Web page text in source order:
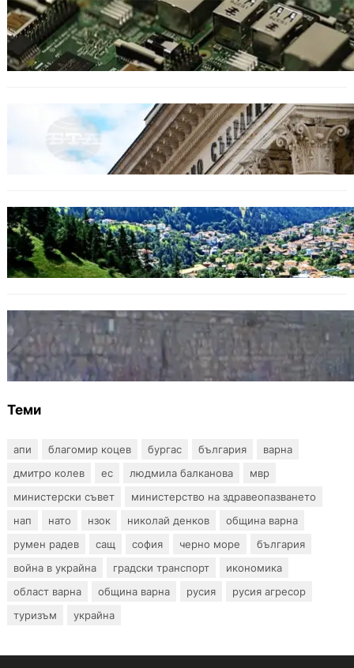
ИКОНОМИКА
Кои българи се осигуряват на новия таван
от 2300 евро.
БЕЗ КАТЕГОРИЯ
Дрон се взриви край Кардам: България
търси отговори за произхода му.
БЪЛГАРИЯ
Полицията алармира за нова схема с
фалшиви лечители и „вълшебни“ мехлеми
БЪЛГАРИЯ
Ограничават движението по улица
„Вълноломна“ във Варна
Теми
апи благомир коцев бургас българия
варна
дмитро колев
ес людмила балканова
мвр
министерски съвет
министерство на здравеопазването
нап
нато нзок николай денков
община варна
румен радев
сащ софия черно море
българия
война в украйна
градски транспорт
икономика
област варна
община варна русия
русия агресор
туризъм
украйна